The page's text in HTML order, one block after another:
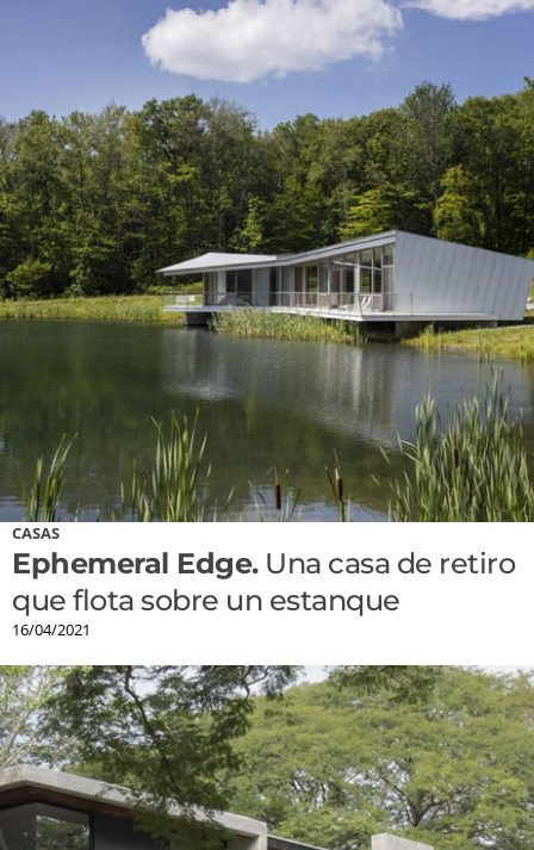
CASAS
Ephemeral Edge.Una casa de retiro
que flota sobre un estanque
16/04/2021